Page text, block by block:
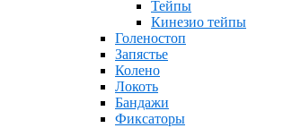
Тейпы
Кинезио тейпы
Голеностоп
Запястье
Колено
Локоть
Бандажи
Фиксаторы